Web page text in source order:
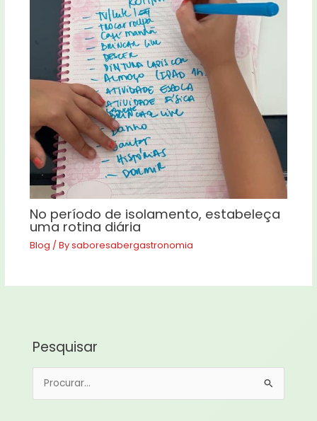
No período de isolamento, estabeleça
uma rotina diária
Blog / Bysaboresabergastronomia
Pesquisar